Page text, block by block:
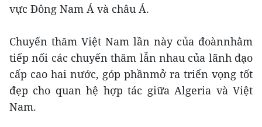
vực Đông Nam Á và châu Á.
Chuyến thăm Việt Nam lần này của đoànnhằm
tiếp nối các chuyến thăm lẫn nhau của lãnh đạo
cấp cao hai nước, góp phầnmở ra triển vọng tốt
đẹp cho quan hệ hợp tác giữa Algeria và Việt
Nam.